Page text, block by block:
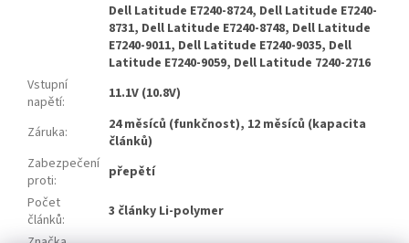
Dell Latitude E7240-8724, Dell Latitude E7240-
8731, Dell Latitude E7240-8748, Dell Latitude
E7240-9011, Dell Latitude E7240-9035, Dell
Latitude E7240-9059, Dell Latitude 7240-2716
Vstupní
napětí: 11.1V (10.8V)
Záruka:
24 měsíců (funkčnost), 12 měsíců (kapacita
článků)
Zabezpečení
proti:
přepětí
Počet
článků:
3 články Li-polymer